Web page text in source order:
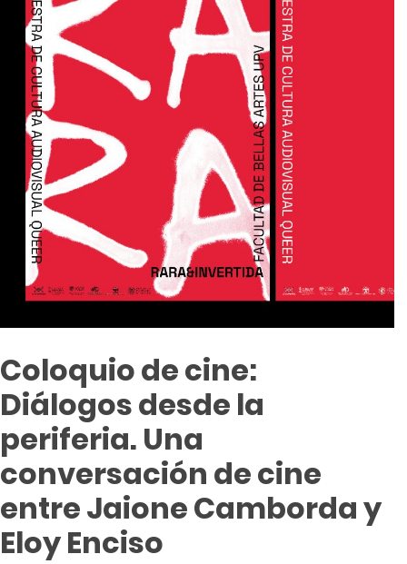
Coloquio de cine:
Diálogos desde la
periferia. Una
conversación de cine
entre Jaione Camborda y
Eloy Enciso